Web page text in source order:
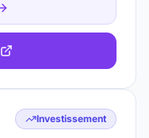
Investissement